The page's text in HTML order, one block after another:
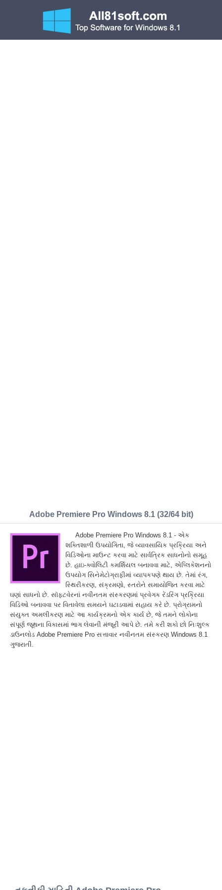
Adobe Premiere Pro Windows 8.1 (32/64 bit)
Adobe Premiere Pro Windows 8.1 - એક
શક્તિશાળી ઉપયોગિતા, જે વ્યાવસાયિક પ્રક્રિયા અને
વિડિઓના માઉન્ટ કરવા માટે સાર્વત્રિક સાધનોનો સમૂહ
છે. હાઇ-ક્વોલિટી કમર્શિયલ બનાવવા માટે, એપ્લિકેશનનો
ઉપયોગ સિનેમેટોગ્રાફીમાં વ્યાપકપણે થાય છે. તેમાં રંગ,
સ્થિરીકરણ, સંક્રમણો, સ્તરોને સમાયોજિત કરવા માટે
ઘણાં સાધનો છે. સૉફ્ટવેરનાં નવીનતમ સંસ્કરણમાં પ્રવેગક રેંડરિંગ પ્રક્રિયા
વિડિઓ બનાવવા પર વિતાવેલા સમયને ઘટાડવામાં સહાય કરે છે. પ્રોગ્રામનો
સંયુક્ત અમલીકરણ માટે આ કાર્યક્રમનો એક કાર્ય છે, જે તમને લોકોના
સંપૂર્ણ જૂથના વિકાસમાં ભાગ લેવાની મંજૂરી આપે છે. તમે કરી શકો છો નિઃશુલ્ક
ડાઉનલોડ Adobe Premiere Pro સત્તાવાર નવીનતમ સંસ્કરણ Windows 8.1
ગુજરાતીં.